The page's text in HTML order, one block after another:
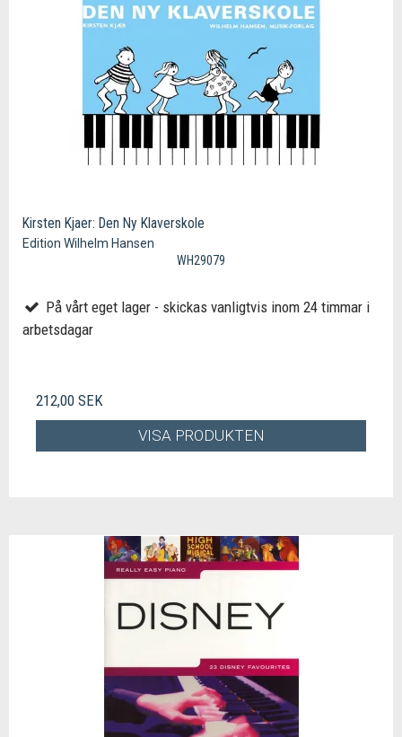
Kirsten Kjaer: Den Ny Klaverskole
Edition Wilhelm Hansen
WH29079
På vårt eget lager - skickas vanligtvis inom 24 timmar i
arbetsdagar
212,00 SEK
VISA PRODUKTEN